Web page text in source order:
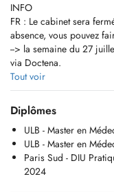
INFO
FR : Le cabinet sera
absence, vous pouvez
--> la semaine du 27
via Doctena.
--> la semaine du 3 aout
soirée et le weekend.
EN : The office will be
During my absence, you
-> the week of July 27th:
Doctena.
-> the week of August
Tout voir
Diplômes
ULB - Master en
ULB - Master en
Paris Sud - DIU
2024